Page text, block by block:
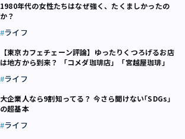
1980年代の女性たちはなぜ強く、たくましかったの
か？
ライフ
【東京カフェチェーン評論】ゆったりくつろげるお店
は地方から到来？ 「コメダ珈琲店」「宮越屋珈琲」
ライフ
大企業人なら9割知ってる？ 今さら聞けない｢SDGs｣
の超基本
ライフ